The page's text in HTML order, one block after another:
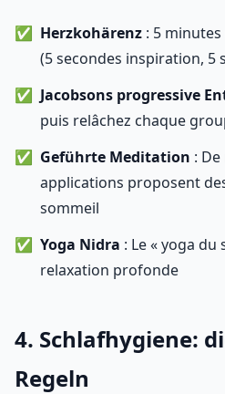
Herzkohärenz : 5
(5 secondes inspiration, 5
Jacobsons progressive
puis relâchez chaque
Geführte Meditation :
applications proposent
sommeil
Yoga Nidra : Le « yoga
relaxation profonde
4. Schlafhygiene:
Regeln